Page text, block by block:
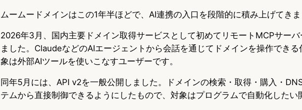
ムームードメインはこの1年半ほどで、AI連携の入口を段階的に積み上げてき
2026年3月、国内主要ドメイン取得サービスとして初めてリモートMCPサー
ました。ClaudeなどのAIエージェントから会話を通じてドメインを操作でき
象は外部AIツールを使いこなすユーザーです。
同年5月には、API v2を一般公開しました。ドメインの検索・取得・購入・
テムから直接制御できるようにしたもので、対象はプログラムで自動化したい